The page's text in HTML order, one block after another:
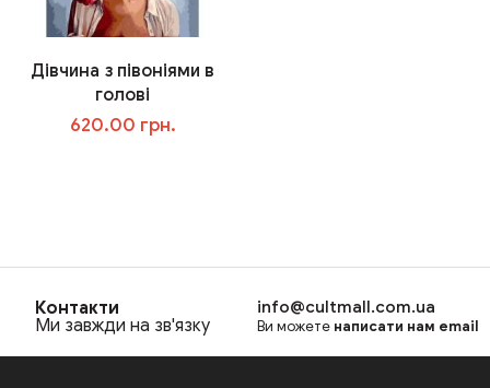
Дівчина з півоніями в
голові
620.00 грн.
Контакти
Ми завжди на зв'язку
info@cultmall.com.ua
Ви можете написати нам email